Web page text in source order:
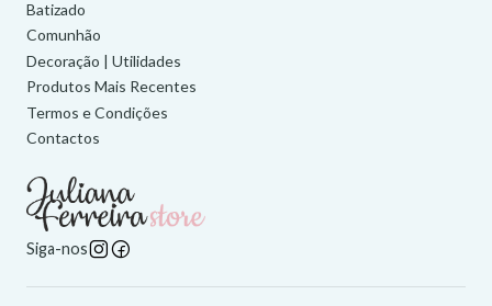
Batizado
Comunhão
Decoração | Utilidades
Produtos Mais Recentes
Termos e Condições
Contactos
Siga-nos